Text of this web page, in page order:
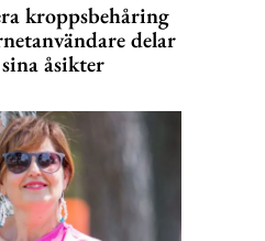
kroppsbehåring
delar
åsikter